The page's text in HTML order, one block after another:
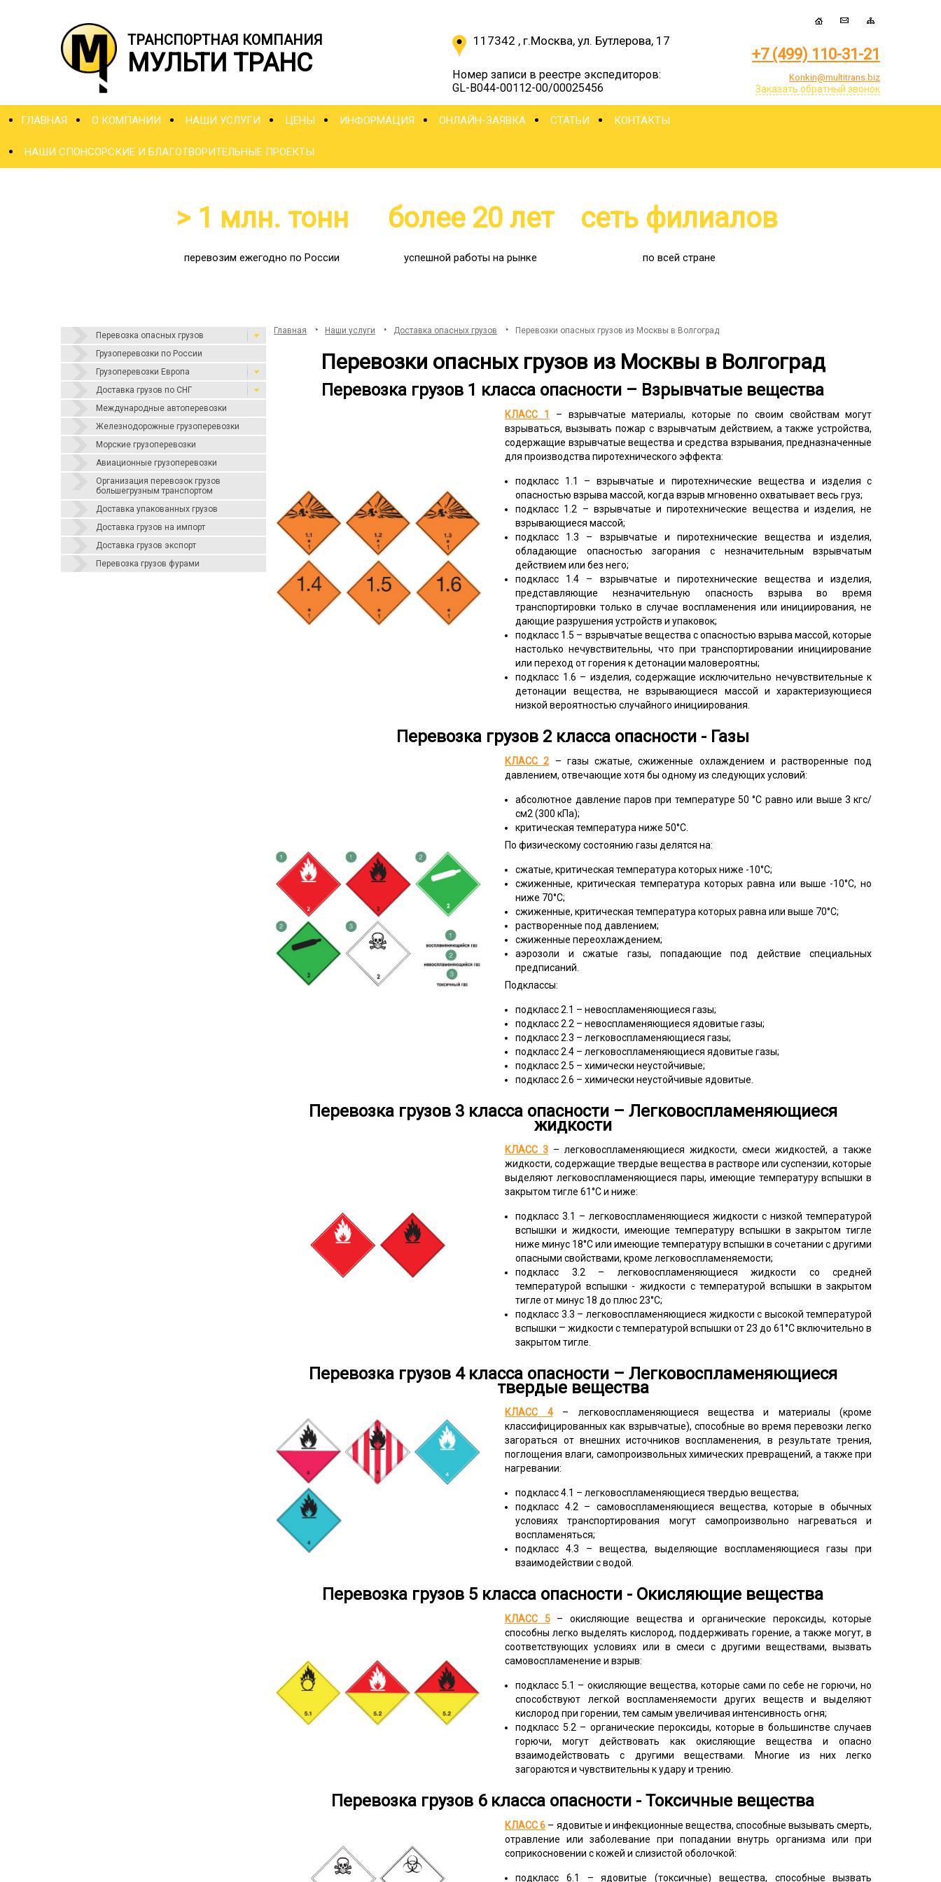
ТРАНСПОРТНАЯ КОМПАНИЯ
МУЛЬТИ ТРАНС
117342 , г.Москва,ул. Бутлерова, 17
Номер записи в реестре экспедиторов:
GL-B044-00112-00/00025456
+7 (499) 110-31-21
Konkin@multitrans.biz
Заказать обратный звонок
ГЛАВНАЯ О КОМПАНИИ НАШИ УСЛУГИ ЦЕНЫ ИНФОРМАЦИЯ ОНЛАЙН-ЗАЯВКА СТАТЬИ КОНТАКТЫ
НАШИ СПОНСОРСКИЕ И БЛАГОТВОРИТЕЛЬНЫЕ ПРОЕКТЫ
> 1 млн. тонн
перевозим ежегодно по России
более 20 лет
успешной работы на рынке
сеть филиалов
по всей стране
Перевозка опасных грузов
Грузоперевозки по России
Грузоперевозки Европа
Доставка грузов по СНГ
Международные автоперевозки
Железнодорожные грузоперевозки
Морские грузоперевозки
Авиационные грузоперевозки
Организация перевозок грузов
большегрузным транспортом
Доставка упакованных грузов
Доставка грузов на импорт
Доставка грузов экспорт
Перевозка грузов фурами
Главная Наши услуги Доставка опасных грузов Перевозки опасных грузов из Москвы в Волгоград
Перевозки опасных грузов из Москвы в Волгоград
Перевозка грузов 1 класса опасности – Взрывчатые вещества
КЛАСС 1
– взрывчатые материалы, которые по своим свойствам могут
взрываться, вызывать пожар с взрывчатым действием, а также устройства,
содержащие взрывчатые вещества и средства взрывания, предназначенные
для производства пиротехнического эффекта:
подкласс 1.1 – взрывчатые и пиротехнические вещества и изделия с
опасностью взрыва массой, когда взрыв мгновенно охватывает весь груз;
подкласс 1.2 – взрывчатые и пиротехнические вещества и изделия, не
взрывающиеся массой;
подкласс 1.3 – взрывчатые и пиротехнические вещества и изделия,
обладающие опасностью загорания с незначительным взрывчатым
действием или без него;
подкласс 1.4 – взрывчатые и пиротехнические вещества и изделия,
представляющие незначительную опасность взрыва во время
транспортировки только в случае воспламенения или инициирования, не
дающие разрушения устройств и упаковок;
подкласс 1.5 – взрывчатые вещества с опасностью взрыва массой, которые
настолько нечувствительны, что при транспортировании инициирование
или переход от горения к детонации маловероятны;
подкласс 1.6 – изделия, содержащие исключительно нечувствительные к
детонации вещества, не взрывающиеся массой и характеризующиеся
низкой вероятностью случайного инициирования.
Перевозка грузов 2 класса опасности - Газы
КЛАСС 2– газы сжатые, сжиженные охлаждением и растворенные под
давлением, отвечающие хотя бы одному из следующих условий:
абсолютное давление паров при температуре 50 °С равно или выше 3 кгс/
см2 (300 кПа);
критическая температура ниже 50°С.
По физическому состоянию газы делятся на:
сжатые, критическая температура которых ниже -10°С;
сжиженные, критическая температура которых равна или выше -10°С, но
ниже 70°С;
сжиженные, критическая температура которых равна или выше 70°С;
растворенные под давлением;
сжиженные переохлаждением;
аэрозоли и сжатые газы, попадающие под действие специальных
предписаний.
Подклассы:
подкласс 2.1 – невоспламеняющиеся газы;
подкласс 2.2 – невоспламеняющиеся ядовитые газы;
подкласс 2.3 – легковоспламеняющиеся газы;
подкласс 2.4 – легковоспламеняющиеся ядовитые газы;
подкласс 2.5 – химически неустойчивые;
подкласс 2.6 – химически неустойчивые ядовитые.
Перевозка грузов 3 класса опасности – Легковоспламеняющиеся
жидкости
КЛАСС 3 – легковоспламеняющиеся жидкости, смеси жидкостей, а также
жидкости, содержащие твердые вещества в растворе или суспензии, которые
выделяют легковоспламеняющиеся пары, имеющие температуру вспышки в
закрытом тигле 61°С и ниже:
подкласс 3.1 – легковоспламеняющиеся жидкости с низкой температурой
вспышки и жидкости, имеющие температуру вспышки в закрытом тигле
ниже минус 18°С или имеющие температуру вспышки в сочетании с другими
опасными свойствами, кроме легковоспламеняемости;
подкласс 3.2 – легковоспламеняющиеся жидкости со средней
температурой вспышки - жидкости с температурой вспышки в закрытом
тигле от минус 18 до плюс 23°С;
подкласс 3.3 – легковоспламеняющиеся жидкости с высокой температурой
вспышки – жидкости с температурой вспышки от 23 до 61°С включительно в
закрытом тигле.
Перевозка грузов 4 класса опасности – Легковоспламеняющиеся
твердые вещества
КЛАСС 4– легковоспламеняющиеся вещества и материалы (кроме
классифицированных как взрывчатые), способные во время перевозки легко
загораться от внешних источников воспламенения, в результате трения,
поглощения влаги, самопроизвольных химических превращений, а также при
нагревании:
подкласс 4.1 – легковоспламеняющиеся твердью вещества;
подкласс 4.2 – самовоспламеняющиеся вещества, которые в обычных
условиях транспортирования могут самопроизвольно нагреваться и
воспламеняться;
подкласс 4.3 – вещества, выделяющие воспламеняющиеся газы при
взаимодействии с водой.
Перевозка грузов 5 класса опасности - Окисляющие вещества
КЛАСС 5– окисляющие вещества и органические пероксиды, которые
способны легко выделять кислород, поддерживать горение, а также могут, в
соответствующих условиях или в смеси с другими веществами, вызвать
самовоспламенение и взрыв:
подкласс 5.1 – окисляющие вещества, которые сами по себе не горючи, но
способствуют легкой воспламеняемости других веществ и выделяют
кислород при горении, тем самым увеличивая интенсивность огня;
подкласс 5.2 – органические пероксиды, которые в большинстве случаев
горючи, могут действовать как окисляющие вещества и опасно
взаимодействовать с другими веществами. Многие из них легко
загораются и чувствительны к удару и трению.
Перевозка грузов 6 класса опасности - Токсичные вещества
КЛАСС 6 – ядовитые и инфекционные вещества, способные вызывать смерть,
отравление или заболевание при попадании внутрь организма или при
соприкосновении с кожей и слизистой оболочкой:
подкласс 6.1 – ядовитые (токсичные) вещества, способные вызвать